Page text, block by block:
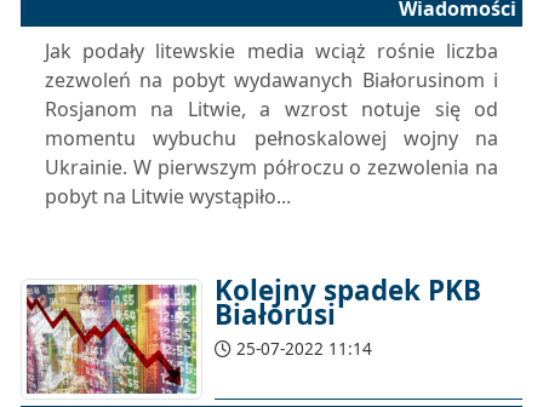
Wiadomości
Jak podały litewskie media wciąż rośnie liczba
zezwoleń na pobyt wydawanych Białorusinom i
Rosjanom na Litwie, a wzrost notuje się od
momentu wybuchu pełnoskalowej wojny na
Ukrainie. W pierwszym półroczu o zezwolenia na
pobyt na Litwie wystąpiło...
Kolejny spadek PKB
Białorusi
25-07-2022 11:14